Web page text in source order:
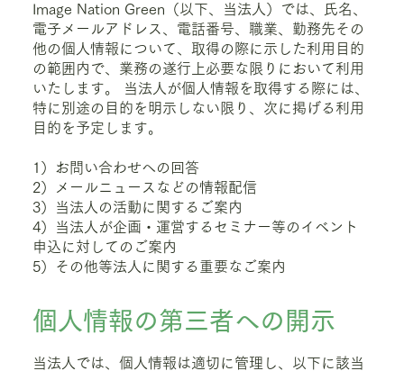
Image Nation Green（以下、当法人）では、氏名、
電子メールアドレス、電話番号、職業、勤務先その
他の個人情報について、取得の際に示した利用目的
の範囲内で、業務の遂行上必要な限りにおいて利用
いたします。 当法人が個人情報を取得する際には、
特に別途の目的を明示しない限り、次に掲げる利用
目的を予定します。
1）お問い合わせへの回答
2）メールニュースなどの情報配信
3）当法人の活動に関するご案内
4）当法人が企画・運営するセミナー等のイベント
申込に対してのご案内
5）その他等法人に関する重要なご案内
当法人では、個人情報は適切に管理し、以下に該当
個人情報の第三者への開示